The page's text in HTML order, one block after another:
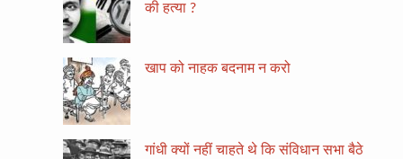
की हत्या ?
खाप को नाहक बदनाम न करो
गांधी क्यों नहीं चाहते थे कि संविधान सभा बैठे